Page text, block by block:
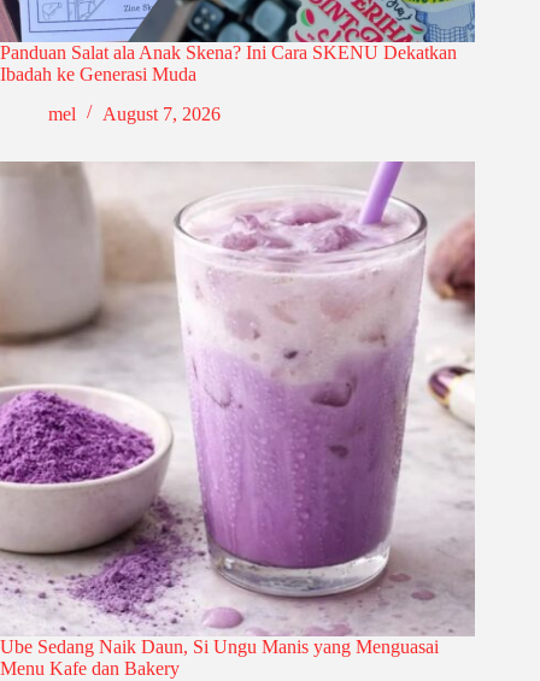
Panduan Salat ala Anak Skena? Ini Cara SKENU Dekatkan
Ibadah ke Generasi Muda
mel
August 7, 2026
Ube Sedang Naik Daun, Si Ungu Manis yang Menguasai
Menu Kafe dan Bakery